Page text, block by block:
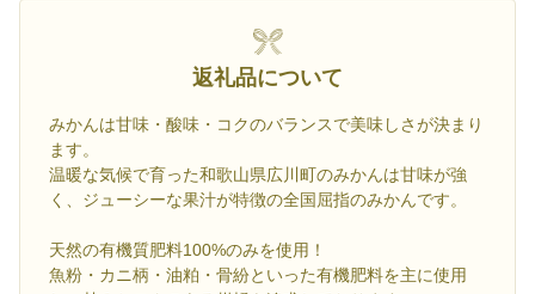
返礼品について
みかんは甘味・酸味・コクのバランスで美味しさが決まり
ます。
温暖な気候で育った和歌山県広川町のみかんは甘味が強
く、ジューシーな果汁が特徴の全国屈指のみかんです。
天然の有機質肥料100%のみを使用！
魚粉・カニ柄・油粕・骨紛といった有機肥料を主に使用